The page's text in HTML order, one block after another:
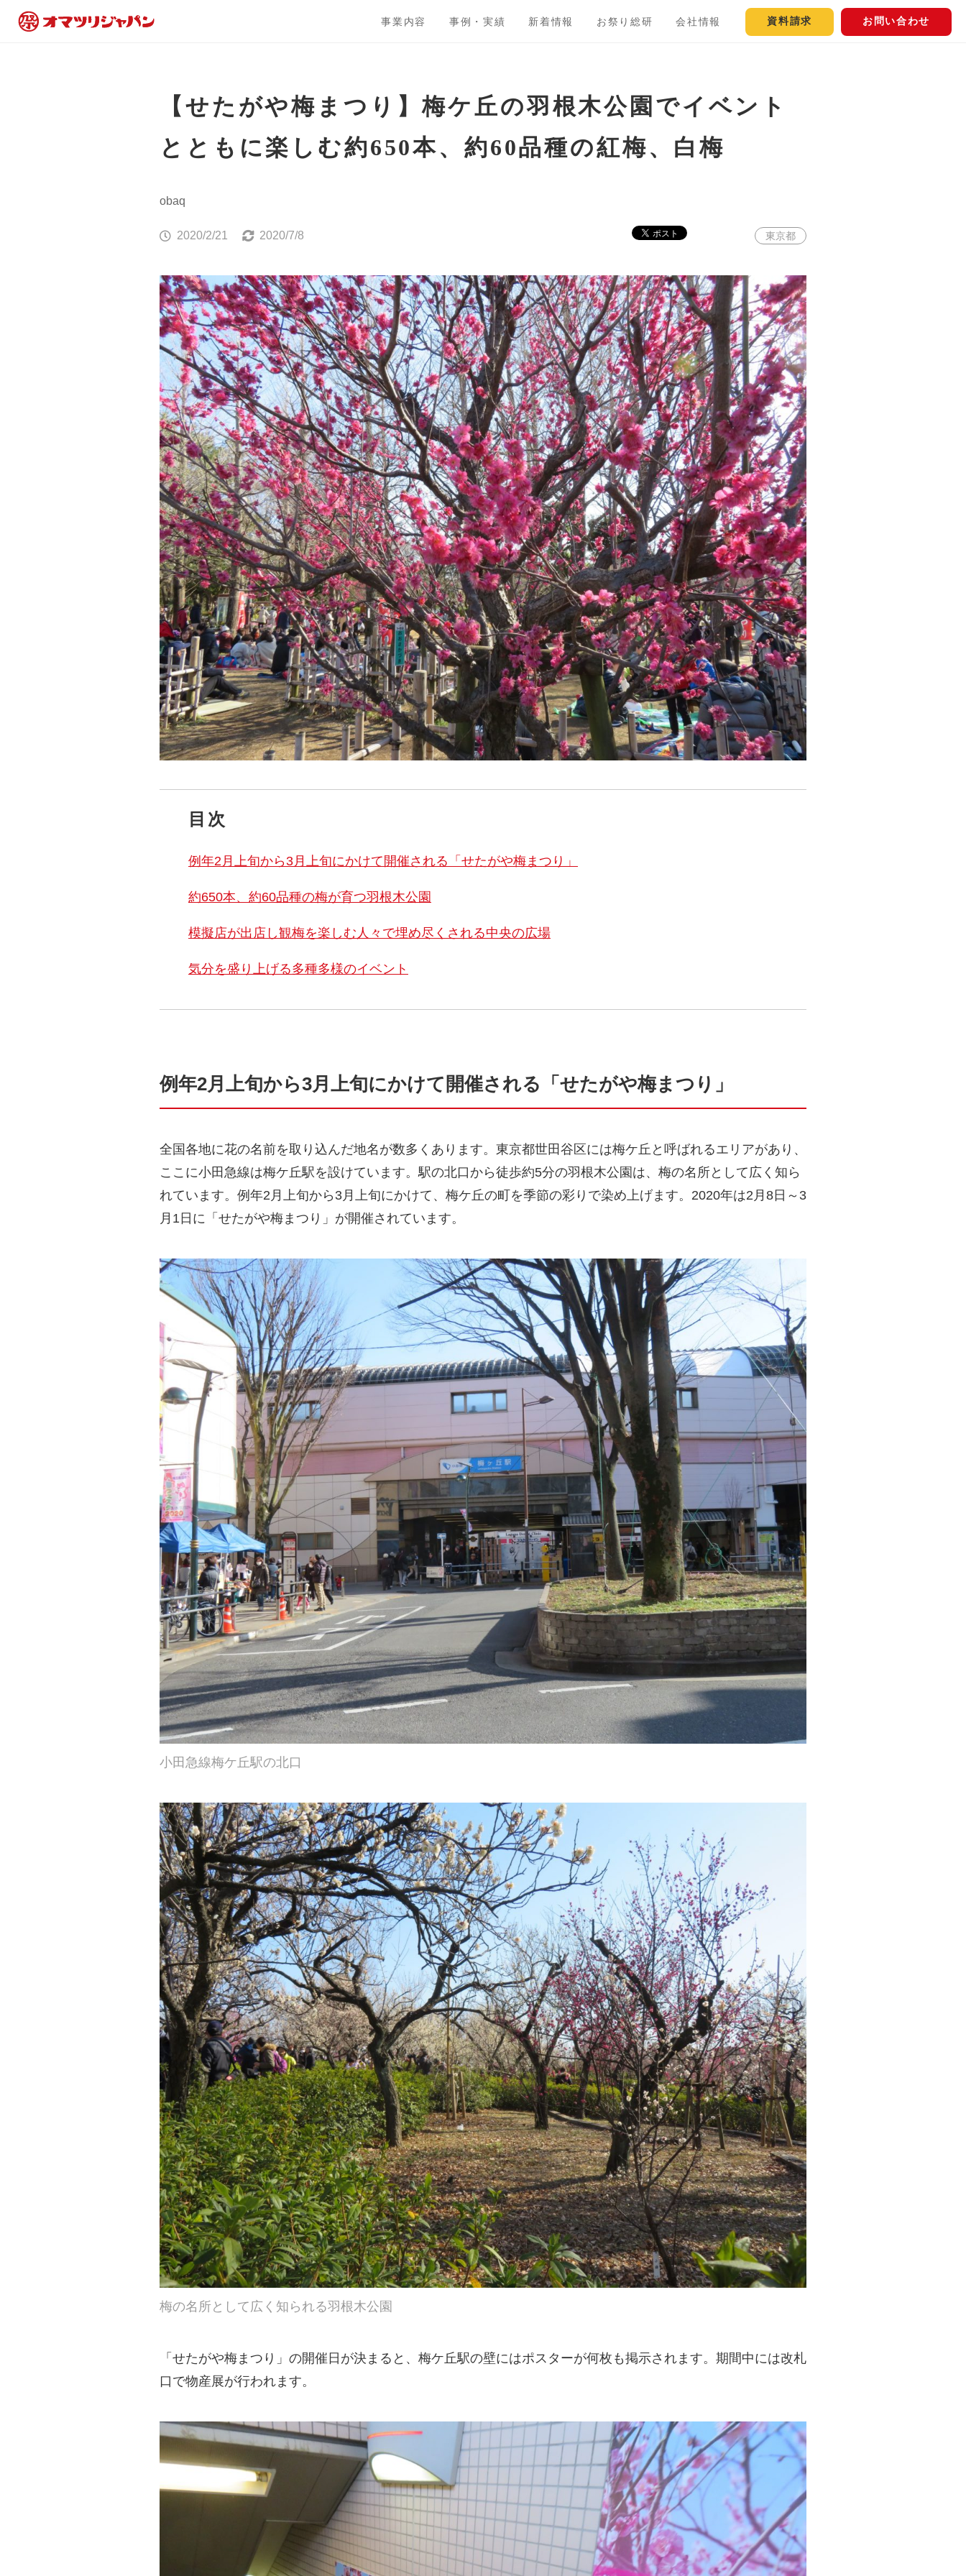
事業内容 事例・実績 新着情報 お祭り総研 会社情報 資料請求 お問い合わせ
【せたがや梅まつり】梅ケ丘の羽根木公園でイベント
とともに楽しむ約650本、約60品種の紅梅、白梅
obaq
2020/2/21 2020/7/8 東京都
目次
例年2月上旬から3月上旬にかけて開催される「せたがや梅まつり」
約650本、約60品種の梅が育つ羽根木公園
模擬店が出店し観梅を楽しむ人々で埋め尽くされる中央の広場
気分を盛り上げる多種多様のイベント
例年2月上旬から3月上旬にかけて開催される「せたがや梅まつり」
全国各地に花の名前を取り込んだ地名が数多くあります。東京都世田谷区には梅ケ丘と呼ばれるエリアがあり、
ここに小田急線は梅ケ丘駅を設けています。駅の北口から徒歩約5分の羽根木公園は、梅の名所として広く知ら
れています。例年2月上旬から3月上旬にかけて、梅ケ丘の町を季節の彩りで染め上げます。2020年は2月8日～3
月1日に「せたがや梅まつり」が開催されています。
小田急線梅ケ丘駅の北口
梅の名所として広く知られる羽根木公園
「せたがや梅まつり」の開催日が決まると、梅ケ丘駅の壁にはポスターが何枚も掲示されます。期間中には改札
口で物産展が行われます。